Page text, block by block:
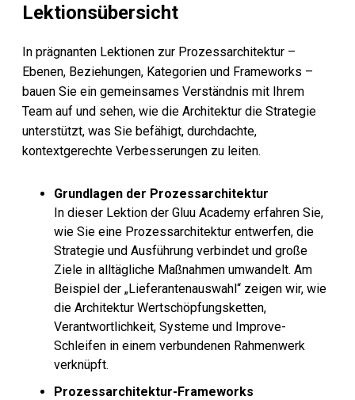
Lektionsübersicht
In prägnanten Lektionen zur Prozessarchitektur –
Ebenen, Beziehungen, Kategorien und Frameworks –
bauen Sie ein gemeinsames Verständnis mit Ihrem
Team auf und sehen, wie die Architektur die Strategie
unterstützt, was Sie befähigt, durchdachte,
kontextgerechte Verbesserungen zu leiten.
Grundlagen der Prozessarchitektur
In dieser Lektion der Gluu Academy erfahren Sie,
wie Sie eine Prozessarchitektur entwerfen, die
Strategie und Ausführung verbindet und große
Ziele in alltägliche Maßnahmen umwandelt. Am
Beispiel der „Lieferantenauswahl“ zeigen wir, wie
die Architektur Wertschöpfungsketten,
Verantwortlichkeit, Systeme und Improve-
Schleifen in einem verbundenen Rahmenwerk
verknüpft.
Prozessarchitektur-Frameworks